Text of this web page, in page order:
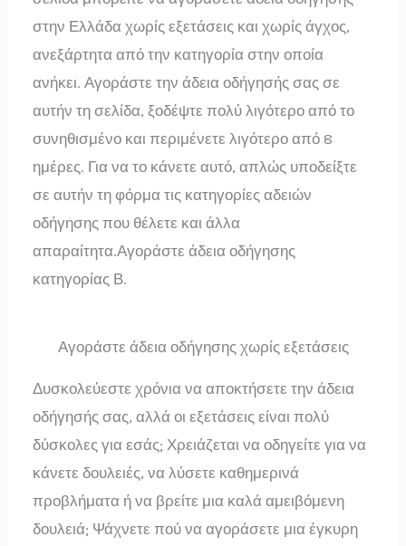
στην Ελλάδα χωρίς εξετάσεις και χωρίς άγχος,
ανεξάρτητα από την κατηγορία στην οποία
ανήκει. Αγοράστε την άδεια οδήγησής σας σε
αυτήν τη σελίδα, ξοδέψτε πολύ λιγότερο από το
συνηθισμένο και περιμένετε λιγότερο από 8
ημέρες. Για να το κάνετε αυτό, απλώς υποδείξτε
σε αυτήν τη φόρμα τις κατηγορίες αδειών
οδήγησης που θέλετε και άλλα
απαραίτητα.Αγοράστε άδεια οδήγησης
κατηγορίας Β.
Αγοράστε άδεια οδήγησης χωρίς εξετάσεις
Δυσκολεύεστε χρόνια να αποκτήσετε την άδεια
οδήγησής σας, αλλά οι εξετάσεις είναι πολύ
δύσκολες για εσάς; Χρειάζεται να οδηγείτε για να
κάνετε δουλειές, να λύσετε καθημερινά
προβλήματα ή να βρείτε μια καλά αμειβόμενη
δουλειά; Ψάχνετε πού να αγοράσετε μια έγκυρη